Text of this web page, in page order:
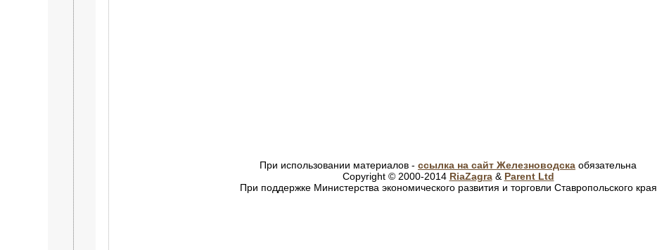
При использовании материалов - ссылка на сайт Железноводска обязательна
Copyright © 2000-2014 RiaZagra& Parent Ltd
При поддержке Министерства экономического развития и торговли Ставропольского края